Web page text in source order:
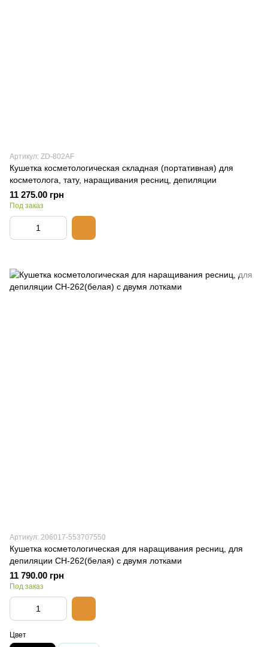
Артикул: ZD-802AF
Кушетка косметологическая складная (портативная) для
косметолога, тату, наращивания ресниц, депиляции
11 275.00 грн
Под заказ
Артикул: 206017-553707550
Кушетка косметологическая для наращивания ресниц, для
депиляции CH-262(белая) с двумя лотками
11 790.00 грн
Под заказ
Цвет